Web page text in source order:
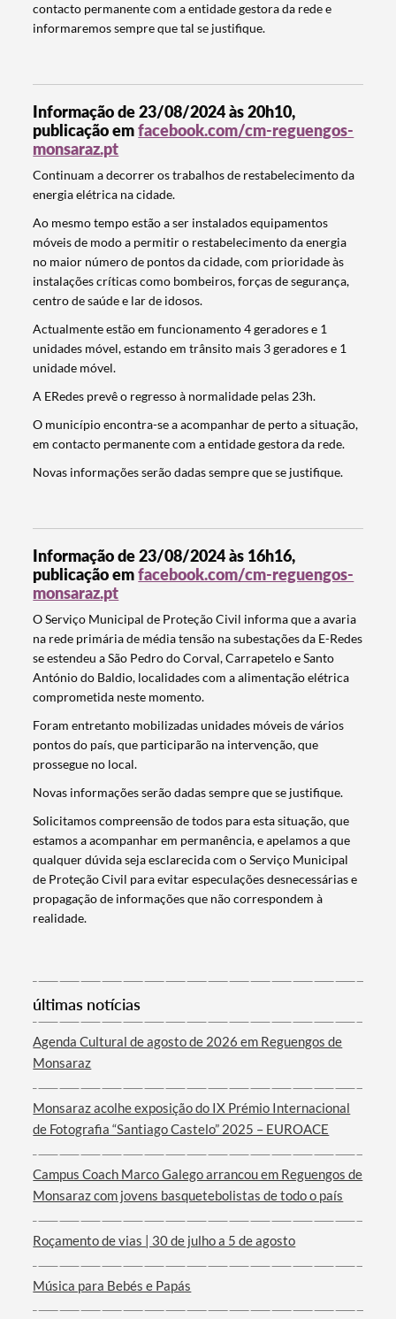
Termo de Pesquisa
Categorias gerais
Filtros
contacto permanente com a entidade gestora da rede e
informaremos sempre que tal se justifique.
Informação de 23/08/2024 às 20h10,
publicação emfacebook.com/cm-reguengos-
monsaraz.pt
Continuam a decorrer os trabalhos de restabelecimento da
energia elétrica na cidade.
Ao mesmo tempo estão a ser instalados equipamentos
móveis de modo a permitir o restabelecimento da energia
no maior número de pontos da cidade, com prioridade às
instalações críticas como bombeiros, forças de segurança,
centro de saúde e lar de idosos.
Actualmente estão em funcionamento 4 geradores e 1
unidades móvel, estando em trânsito mais 3 geradores e 1
unidade móvel.
A ERedes prevê o regresso à normalidade pelas 23h.
O município encontra-se a acompanhar de perto a situação,
em contacto permanente com a entidade gestora da rede.
Novas informações serão dadas sempre que se justifique.
Informação de 23/08/2024 às 16h16,
publicação emfacebook.com/cm-reguengos-
monsaraz.pt
O Serviço Municipal de Proteção Civil informa que a avaria
na rede primária de média tensão na subestações da E-Redes
se estendeu a São Pedro do Corval, Carrapetelo e Santo
António do Baldio, localidades com a alimentação elétrica
comprometida neste momento.
Foram entretanto mobilizadas unidades móveis de vários
pontos do país, que participarão na intervenção, que
prossegue no local.
Novas informações serão dadas sempre que se justifique.
Solicitamos compreensão de todos para esta situação, que
estamos a acompanhar em permanência, e apelamos a que
qualquer dúvida seja esclarecida com o Serviço Municipal
de Proteção Civil para evitar especulações desnecessárias e
propagação de informações que não correspondem à
realidade.
últimas notícias
Agenda Cultural de agosto de 2026 em Reguengos de
Monsaraz
Monsaraz acolhe exposição do IX Prémio Internacional
de Fotografia “Santiago Castelo” 2025 – EUROACE
Campus Coach Marco Galego arrancou em Reguengos de
Monsaraz com jovens basquetebolistas de todo o país
Roçamento de vias | 30 de julho a 5 de agosto
Música para Bebés e Papás